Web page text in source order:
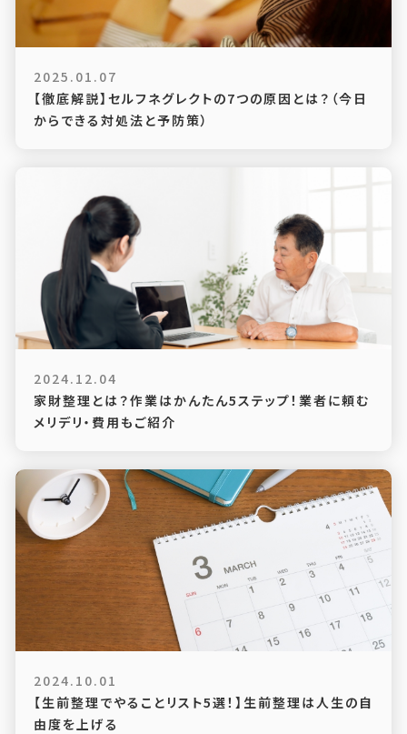
2025.01.07
【徹底解説】セルフネグレクトの7つの原因とは？（今日
からできる対処法と予防策）
2024.12.04
家財整理とは？作業はかんたん5ステップ！業者に頼む
メリデリ・費用もご紹介
2024.10.01
【生前整理でやることリスト5選！】生前整理は人生の自
由度を上げる